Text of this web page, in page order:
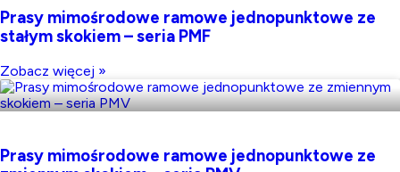
Prasy mimośrodowe ramowe jednopunktowe ze
stałym skokiem – seria PMF
Zobacz więcej »
Prasy mimośrodowe ramowe jednopunktowe ze